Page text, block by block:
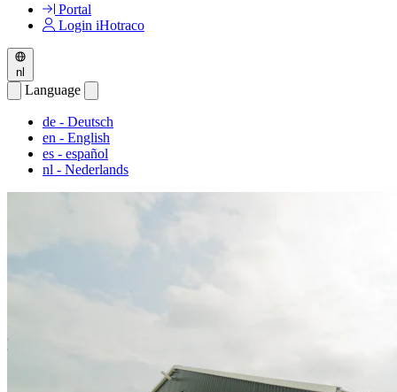
Portal
Login iHotraco
nl
Language
de - Deutsch
en - English
es - español
nl - Nederlands